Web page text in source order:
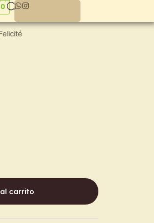
0
carrito